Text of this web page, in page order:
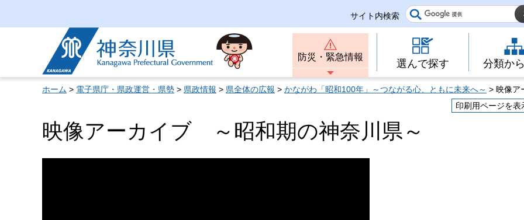
サイト内検索
神奈川県
防災・緊急情報
選んで探す 分類か
ホーム > 電子県庁・県政運営・県勢 > 県政情報 > 県全体の広報 > かながわ「昭和100年」～つながる心、ともに未来へ～ > 映像ア
印刷用ページを表
映像アーカイブ ～昭和期の神奈川県～